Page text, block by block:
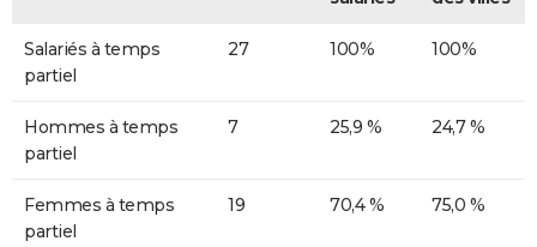
Salariés à temps
partiel
27 100% 100%
Hommes à temps
partiel
7 25,9 % 24,7 %
Femmes à temps
partiel
19 70,4 % 75,0 %